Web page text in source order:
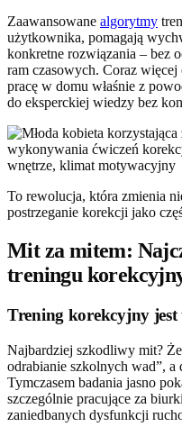
Zaawansowane algorytmy
użytkownika, pomagają
konkretne rozwiązania – bez
ram czasowych. Coraz więcej
pracę w domu właśnie z
do eksperckiej wiedzy bez
To rewolucja, która zmienia
postrzeganie korekcji jako
Mit za mitem:
treningu
Trening korekcyjny
Najbardziej szkodliwy mit? Że
odrabianie szkolnych wad”, a
Tymczasem badania jasno
szczególnie pracujące za
zaniedbanych dysfunkcji